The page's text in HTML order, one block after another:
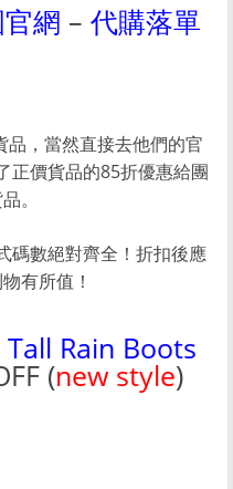
網 – 代購落單
，當然直接去他們的官
正價貨品的85折優惠給團
。
碼數絕對齊全！折扣後應
有所值！
Rain Boots
(new style)